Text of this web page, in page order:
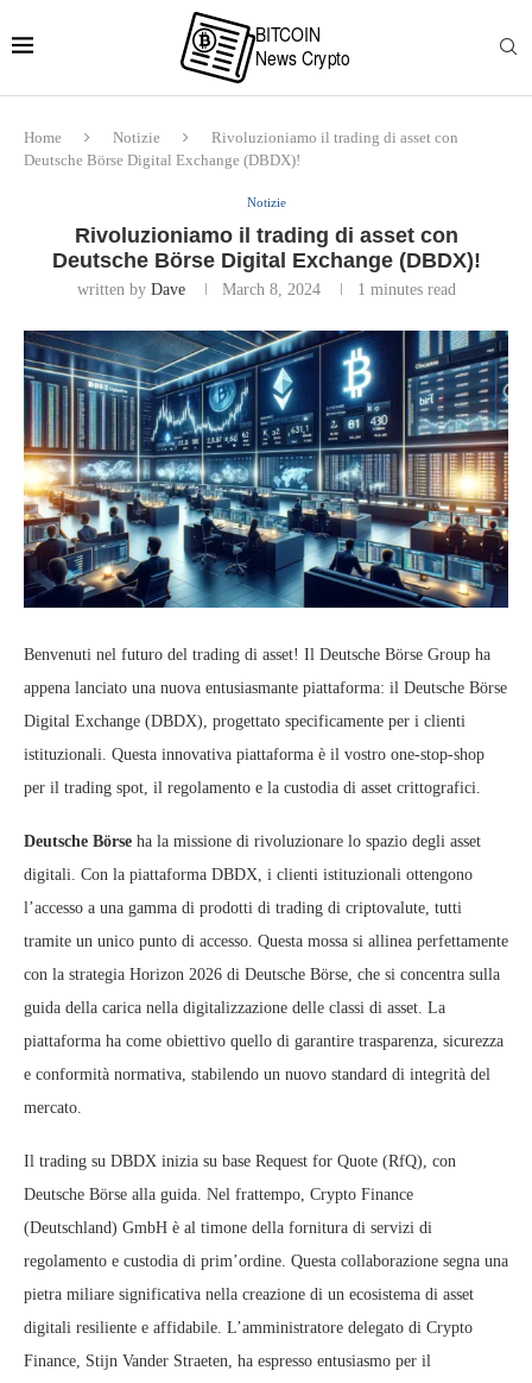
Home Notizie
Rivoluzioniamo il trading di asset con
Deutsche Börse Digital Exchange (DBDX)!
Notizie
Rivoluzioniamo il trading di asset con
Deutsche Börse Digital Exchange (DBDX)!
written by Dave March 8, 2024 1 minutes read
Benvenuti nel futuro del trading di asset! Il Deutsche Börse Group ha
appena lanciato una nuova entusiasmante piattaforma: il Deutsche Börse
Digital Exchange (DBDX), progettato specificamente per i clienti
istituzionali. Questa innovativa piattaforma è il vostro one-stop-shop
per il trading spot, il regolamento e la custodia di asset crittografici.
Deutsche Börse ha la missione di rivoluzionare lo spazio degli asset
digitali. Con la piattaforma DBDX, i clienti istituzionali ottengono
l’accesso a una gamma di prodotti di trading di criptovalute, tutti
tramite un unico punto di accesso. Questa mossa si allinea perfettamente
con la strategia Horizon 2026 di Deutsche Börse, che si concentra sulla
guida della carica nella digitalizzazione delle classi di asset. La
piattaforma ha come obiettivo quello di garantire trasparenza, sicurezza
e conformità normativa, stabilendo un nuovo standard di integrità del
mercato.
Il trading su DBDX inizia su base Request for Quote (RfQ), con
Deutsche Börse alla guida. Nel frattempo, Crypto Finance
(Deutschland) GmbH è al timone della fornitura di servizi di
regolamento e custodia di prim’ordine. Questa collaborazione segna una
pietra miliare significativa nella creazione di un ecosistema di asset
digitali resiliente e affidabile. L’amministratore delegato di Crypto
Finance, Stijn Vander Straeten, ha espresso entusiasmo per il